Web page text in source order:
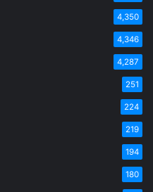
4,350
4,346
4,287
251
224
219
194
180